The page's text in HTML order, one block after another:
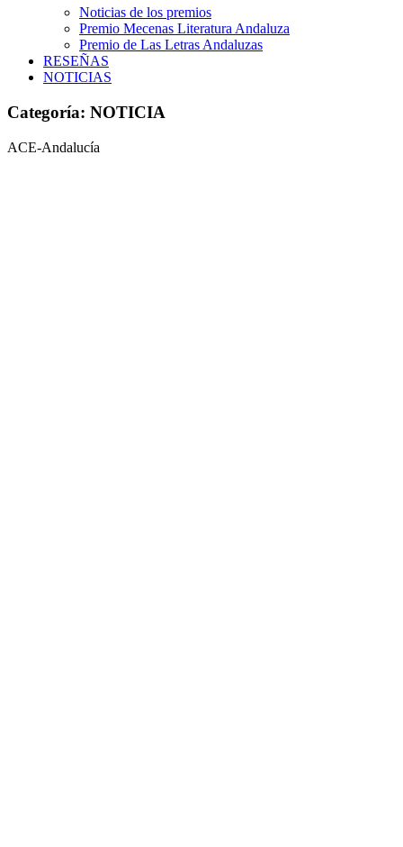
Noticias de los premios
Premio Mecenas Literatura Andaluza
Premio de Las Letras Andaluzas
RESEÑAS
NOTICIAS
Categoría: NOTICIA
ACE-Andalucía